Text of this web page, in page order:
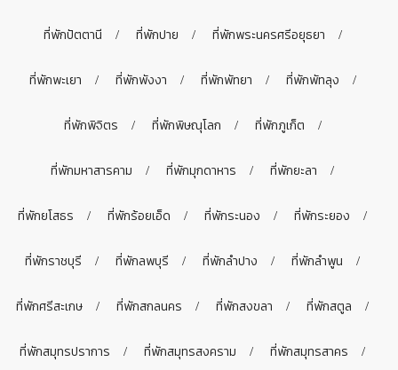
ที่พักปัตตานี ที่พักปาย ที่พักพระนครศรีอยุธยา
ที่พักพะเยา ที่พักพังงา ที่พักพัทยา ที่พักพัทลุง
ที่พักพิจิตร ที่พักพิษณุโลก ที่พักภูเก็ต
ที่พักมหาสารคาม ที่พักมุกดาหาร ที่พักยะลา
ที่พักยโสธร ที่พักร้อยเอ็ด ที่พักระนอง ที่พักระยอง
ที่พักราชบุรี ที่พักลพบุรี ที่พักลำปาง ที่พักลำพูน
ที่พักศรีสะเกษ ที่พักสกลนคร ที่พักสงขลา ที่พักสตูล
ที่พักสมุทรปราการ ที่พักสมุทรสงคราม ที่พักสมุทรสาคร